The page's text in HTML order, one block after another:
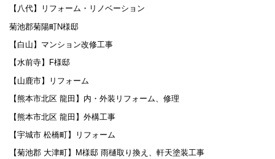
【八代】リフォーム・リノベーション
菊池郡菊陽町N様邸
【白山】マンション改修工事
【水前寺】F様邸
【山鹿市】リフォーム
【熊本市北区 龍田】内・外装リフォーム、修理
【熊本市北区 龍田】外構工事
【宇城市 松橋町】リフォーム
【菊池郡 大津町】M様邸 雨樋取り換え、軒天塗装工事